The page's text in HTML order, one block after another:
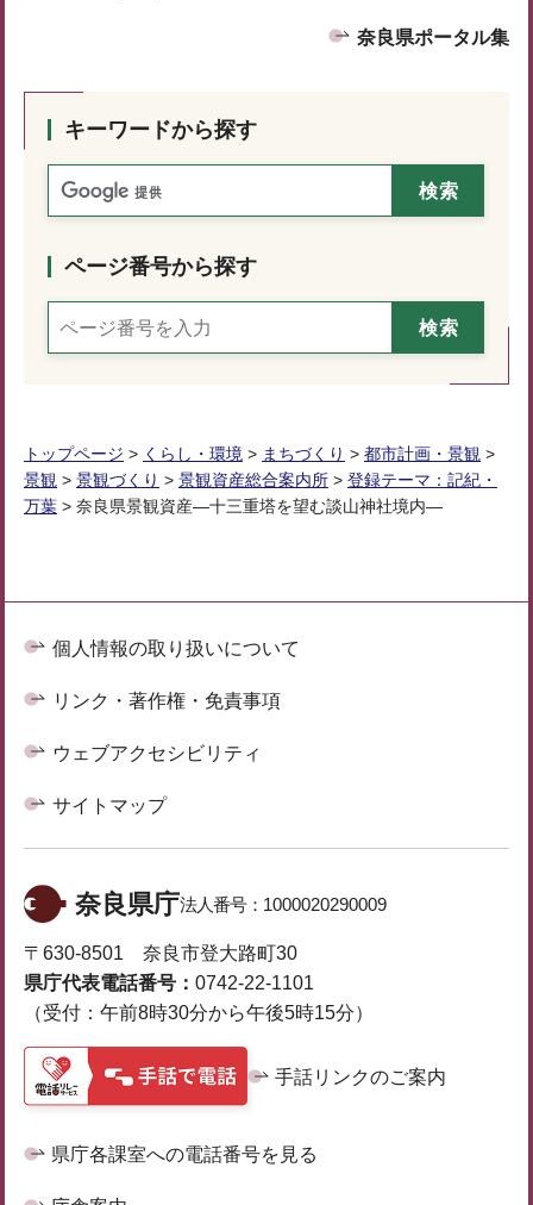
奈良県ポータル集
キーワードから探す
ページ番号から探す
トップページ > くらし・環境 > まちづくり > 都市計画・景観 >
景観 > 景観づくり > 景観資産総合案内所 > 登録テーマ：記紀・
万葉 > 奈良県景観資産―十三重塔を望む談山神社境内―
個人情報の取り扱いについて
リンク・著作権・免責事項
ウェブアクセシビリティ
サイトマップ
奈良県庁法人番号： 1000020290009
〒630-8501 奈良市登大路町30
県庁代表電話番号： 0742-22-1101
（受付：午前8時30分から午後5時15分）
手話リンクのご案内
県庁各課室への電話番号を見る